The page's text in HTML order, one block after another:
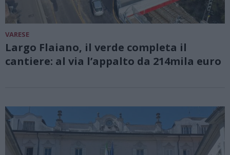
VARESE
Largo Flaiano, il verde completa il
cantiere: al via l’appalto da 214mila euro